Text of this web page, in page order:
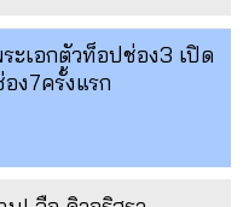
ะเอกตัวท็อปช่อง3 เปิด
ง7ครั้งแรก